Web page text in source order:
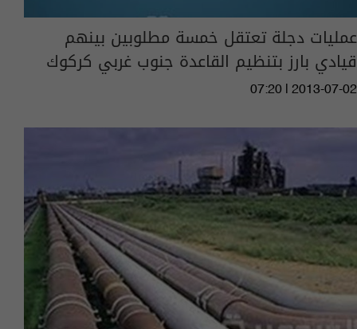
عمليات دجلة تعتقل خمسة مطلوبين بينهم
قيادي بارز بتنظيم القاعدة جنوب غربي كركوك
07:20 | 2013-07-02